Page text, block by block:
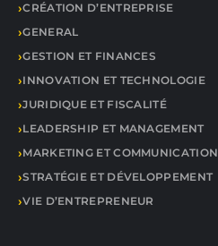
CRÉATION D’ENTREPRISE
GENERAL
GESTION ET FINANCES
INNOVATION ET TECHNOLOGIE
JURIDIQUE ET FISCALITÉ
LEADERSHIP ET MANAGEMENT
MARKETING ET COMMUNICATION
STRATÉGIE ET DÉVELOPPEMENT
VIE D’ENTREPRENEUR